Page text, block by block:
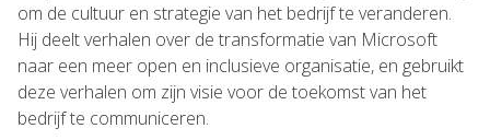
om de cultuur en strategie van het bedrijf te veranderen.
Hij deelt verhalen over de transformatie van Microsoft
naar een meer open en inclusieve organisatie, en gebruikt
deze verhalen om zijn visie voor de toekomst van het
bedrijf te communiceren.